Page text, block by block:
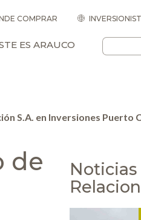
COMPRAR
ES ARAUCO
S.A. en Inversiones Puerto
de
Noticias